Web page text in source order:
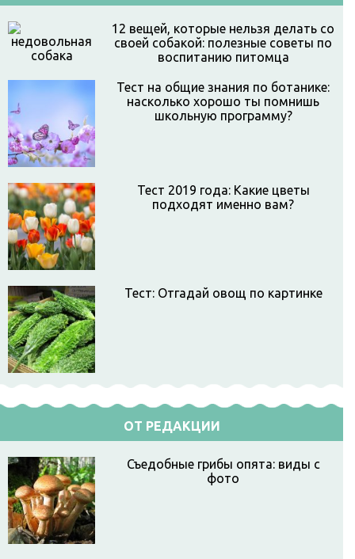
12 вещей, которые нельзя делать со
своей собакой: полезные советы по
воспитанию питомца
Тест на общие знания по ботанике:
насколько хорошо ты помнишь
школьную программу?
Тест 2019 года: Какие цветы
подходят именно вам?
Тест: Отгадай овощ по картинке
ОТ РЕДАКЦИИ
Съедобные грибы опята: виды с
фото